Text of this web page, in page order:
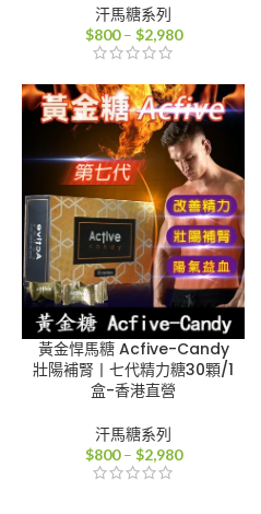
汗馬糖系列
$800 – $2,980價
圍：
$800
到
$2,980
黃金悍馬糖 Acfive-Candy
壯陽補腎丨七代精力糖30顆/1
盒-香港直營
汗馬糖系列
$800 – $2,980價